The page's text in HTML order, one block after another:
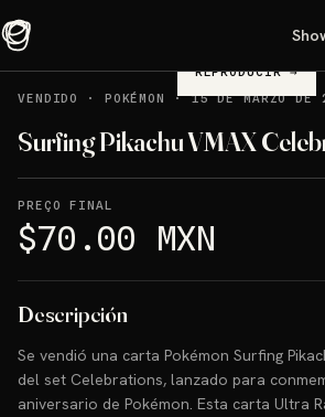
REPRODUCIR→
VENDIDO
· POKÉMON ·15 DE MARZO DE
Surfing Pikachu VMAX
PREÇO FINAL
$70.00 MXN
Descripción
Se vendió una carta Pokémon Surfing
del set Celebrations, lanzado para
aniversario de Pokémon. Esta carta Ultra